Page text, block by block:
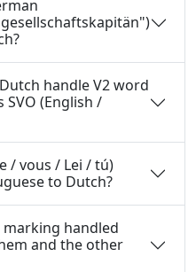
handle V2 word
(English /
/ vous / Lei / tú)
to Dutch?
marking handled
and the other